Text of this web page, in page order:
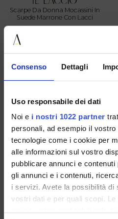
Consenso Dettagli
Uso responsabile dei dati
Noi e i nostri 1022 partner
personali, ad esempio il
tecnologie come i cookie per
alle informazioni sul vostro
pubblicare annunci e
gli annunci e i contenuti,
i servizi. Avete la possibilità di
vostri dati e per quali scopi.
Scarpe Da Donna Mocassini In
Suede Marrone Con Lacci
€ 53.40